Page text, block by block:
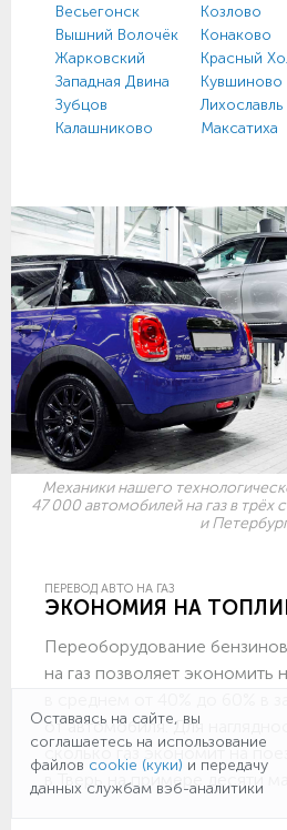
Весьегонск
Вышний Волочёк
Жарковский
Западная Двина
Зубцов
Калашниково
Козлово
Конаково
Красный
Кувшиново
Лихославль
Максатиха
Механики нашего
47 000 автомобилей на газ в трёх
и
ПЕРЕВОД АВТО НА ГАЗ
ЭКОНОМИЯ НА
Переоборудование
на газ позволяет экономить
от автомобиля. Для
сколько газ экономит на
в Тверь на примере десяти
Оставаясь на сайте, вы
соглашаетесь на использование
файлов cookie (куки) и передачу
данных службам вэб-аналитики